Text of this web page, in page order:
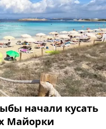
начали кусать
Майорки